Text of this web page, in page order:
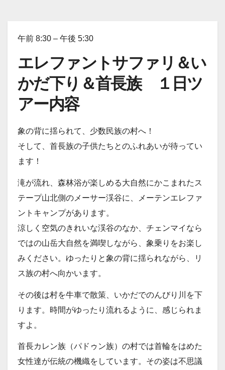
午前 8:30 – 午後 5:30
エレファントサファリ＆い
かだ下り＆首長族 １日ツ
アー内容
象の背に揺られて、少数民族の村へ！
そして、首長族の子供たちとのふれあいが待ってい
ます！
滝が流れ、森林浴が楽しめる大自然にかこまれたス
テープ山北側のメーサー渓谷に、メーテンエレファ
ントキャンプがあります。
涼しく空気のきれいな渓谷のなか、チェンマイなら
ではの山岳大自然を満喫しながら、象乗りをお楽し
みください。ゆったりと象の背に揺られながら、リ
ス族の村へ向かいます。
その後は村を牛車で散策、いかだでのんびり川を下
ります。時間がゆったり流れるように、感じられま
すよ。
首長カレン族（パドゥン族）の村では首輪をはめた
女性達が伝統の機織をしています。その姿は不思議